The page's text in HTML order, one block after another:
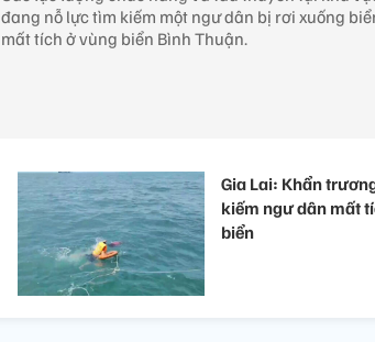
đang nỗ lực tìm kiếm một ngư dân bị rơi xuống
mất tích ở vùng biển Bình Thuận.
Gia Lai: Khẩn
kiếm ngư dân mất
biển